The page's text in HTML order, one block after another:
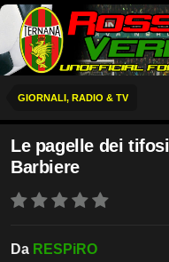
GIORNALI, RADIO & TV
Le pagelle dei
Barbiere
Da RESPiRO